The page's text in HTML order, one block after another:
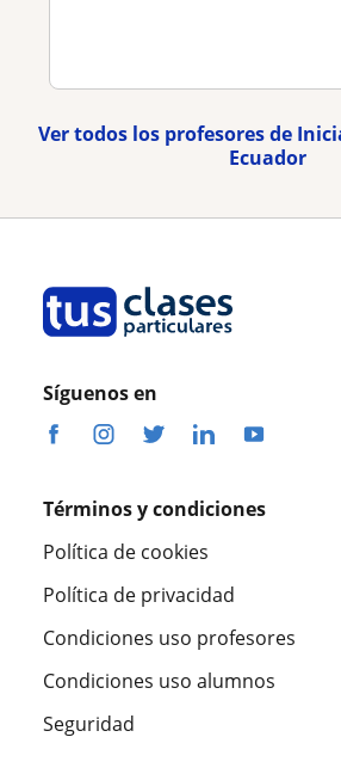
Ver todos los profesores de
Ecuador
Síguenos en
Términos y condiciones
Política de cookies
Política de privacidad
Condiciones uso profesores
Condiciones uso alumnos
Seguridad